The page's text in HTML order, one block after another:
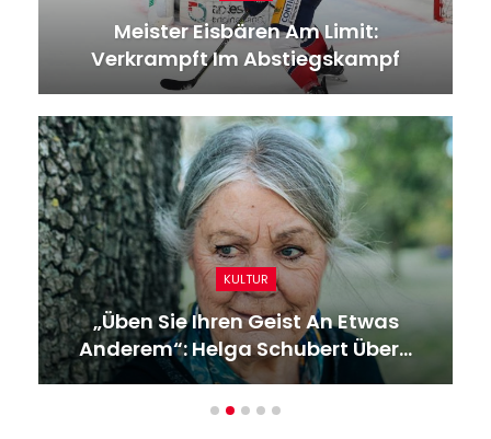
Meister Eisbären Am Limit:
Verkrampft Im Abstiegskampf
KULTUR
„Üben Sie Ihren Geist An Etwas
Anderem“: Helga Schubert Über…